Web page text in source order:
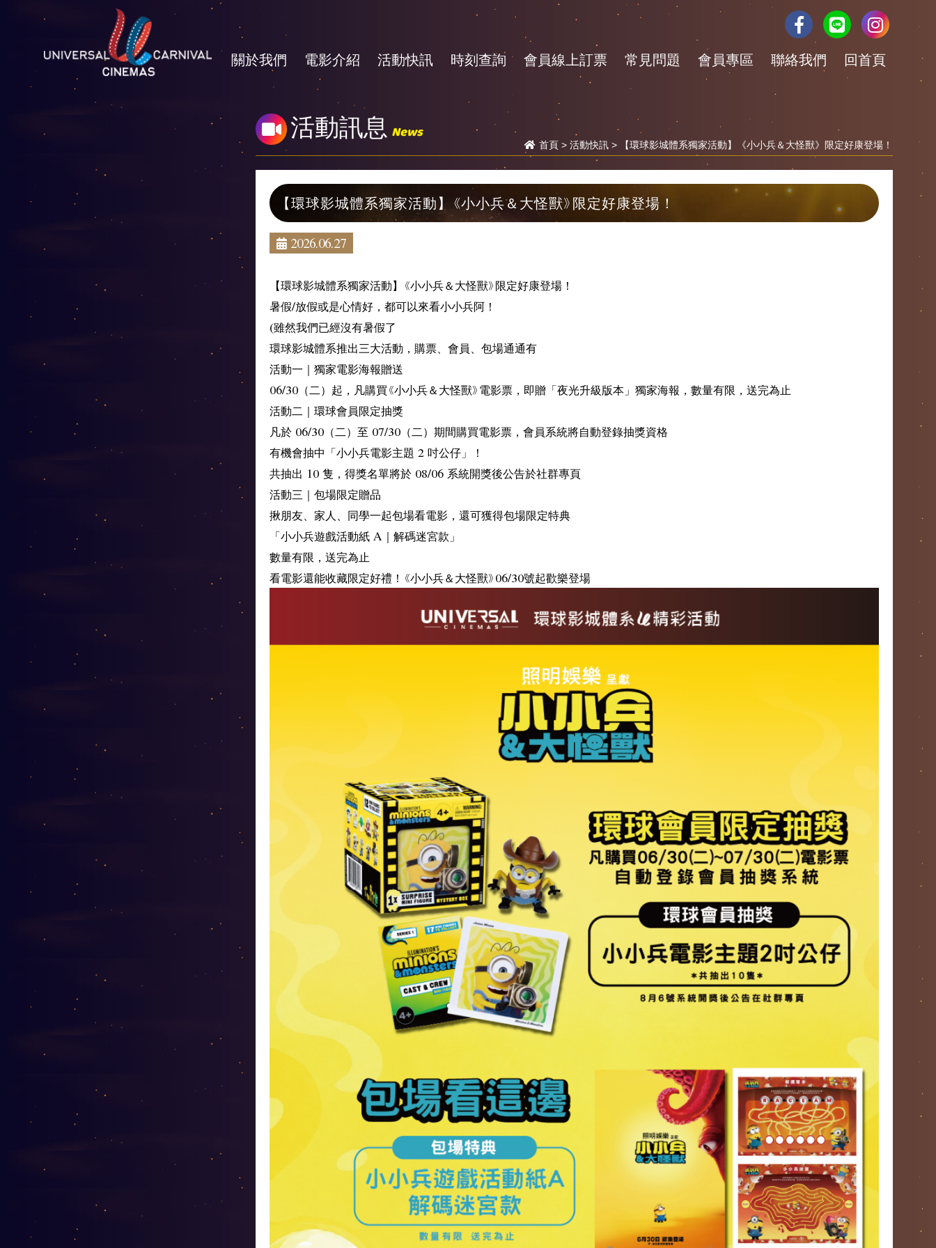
關於我們 電影介紹 活動快訊 時刻查詢 會員線上訂票 常見問題 會員專區 聯絡我們 回首頁
活動訊息 News
首頁 > 活動快訊 > 【環球影城體系獨家活動】《小小兵＆大怪獸》限定好康登場！
【環球影城體系獨家活動】《小小兵＆大怪獸》限定好康登場！
2026.06.27
【環球影城體系獨家活動】《小小兵＆大怪獸》限定好康登場！
暑假/放假或是心情好，都可以來看小小兵阿！
(雖然我們已經沒有暑假了
環球影城體系推出三大活動，購票、會員、包場通通有
活動一｜獨家電影海報贈送
06/30（二）起，凡購買《小小兵＆大怪獸》電影票，即贈「夜光升級版本」獨家海報，數量有限，送完為止
活動二｜環球會員限定抽獎
凡於 06/30（二）至 07/30（二）期間購買電影票，會員系統將自動登錄抽獎資格
有機會抽中「小小兵電影主題 2 吋公仔」！
共抽出 10 隻，得獎名單將於 08/06 系統開獎後公告於社群專頁
活動三｜包場限定贈品
揪朋友、家人、同學一起包場看電影，還可獲得包場限定特典
「小小兵遊戲活動紙 A｜解碼迷宮款」
數量有限，送完為止
看電影還能收藏限定好禮！《小小兵＆大怪獸》06/30號起歡樂登場